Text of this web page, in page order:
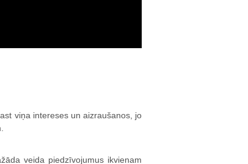
viņa intereses un aizraušanos, jo
veida piedzīvojumus ikvienam